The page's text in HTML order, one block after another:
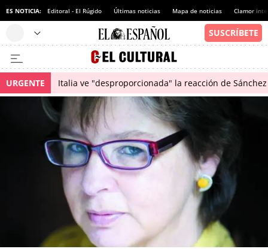
ES NOTICIA: Editoral - El Rúgido Últimas noticias Mapa de noticias Clamor
URGENTE Italia ve "desproporcionada" la reacción de